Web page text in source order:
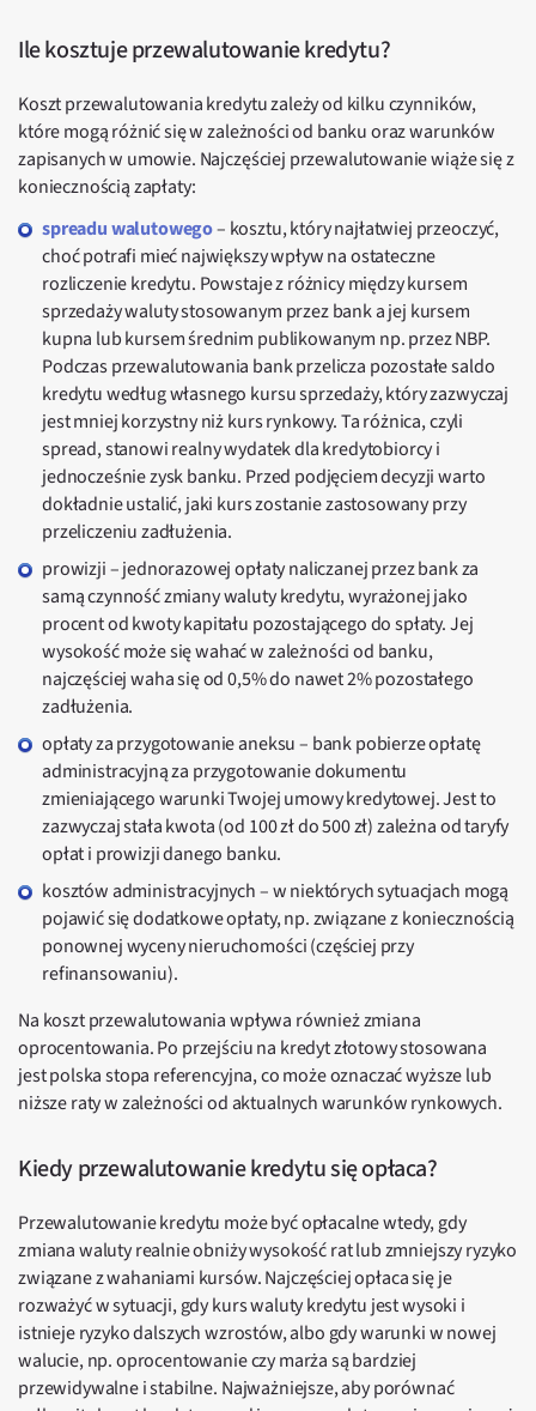
Ile kosztuje przewalutowanie kredytu?
Koszt przewalutowania kredytu zależy od kilku czynników,
które mogą różnić się w zależności od banku oraz warunków
zapisanych w umowie. Najczęściej przewalutowanie wiąże się z
koniecznością zapłaty:
spreadu walutowego– kosztu, który najłatwiej przeoczyć,
choć potrafi mieć największy wpływ na ostateczne
rozliczenie kredytu. Powstaje z różnicy między kursem
sprzedaży waluty stosowanym przez bank a jej kursem
kupna lub kursem średnim publikowanym np. przez NBP.
Podczas przewalutowania bank przelicza pozostałe saldo
kredytu według własnego kursu sprzedaży, który zazwyczaj
jest mniej korzystny niż kurs rynkowy. Ta różnica, czyli
spread, stanowi realny wydatek dla kredytobiorcy i
jednocześnie zysk banku. Przed podjęciem decyzji warto
dokładnie ustalić, jaki kurs zostanie zastosowany przy
przeliczeniu zadłużenia.
prowizji – jednorazowej opłaty naliczanej przez bank za
samą czynność zmiany waluty kredytu, wyrażonej jako
procent od kwoty kapitału pozostającego do spłaty. Jej
wysokość może się wahać w zależności od banku,
najczęściej waha się od 0,5% do nawet 2% pozostałego
zadłużenia.
opłaty za przygotowanie aneksu – bank pobierze opłatę
administracyjną za przygotowanie dokumentu
zmieniającego warunki Twojej umowy kredytowej. Jest to
zazwyczaj stała kwota (od 100 zł do 500 zł) zależna od taryfy
opłat i prowizji danego banku.
kosztów administracyjnych – w niektórych sytuacjach mogą
pojawić się dodatkowe opłaty, np. związane z koniecznością
ponownej wyceny nieruchomości (częściej przy
refinansowaniu).
Na koszt przewalutowania wpływa również zmiana
oprocentowania. Po przejściu na kredyt złotowy stosowana
jest polska stopa referencyjna, co może oznaczać wyższe lub
niższe raty w zależności od aktualnych warunków rynkowych.
Kiedy przewalutowanie kredytu się opłaca?
Przewalutowanie kredytu może być opłacalne wtedy, gdy
zmiana waluty realnie obniży wysokość rat lub zmniejszy ryzyko
związane z wahaniami kursów. Najczęściej opłaca się je
rozważyć w sytuacji, gdy kurs waluty kredytu jest wysoki i
istnieje ryzyko dalszych wzrostów, albo gdy warunki w nowej
walucie, np. oprocentowanie czy marża są bardziej
przewidywalne i stabilne. Najważniejsze, aby porównać